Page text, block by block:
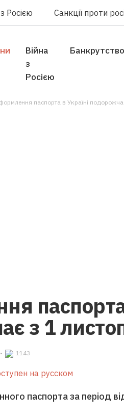
Росією Санкції проти
Війна
з
Росією
Банкрутство
паспорта в Україні
паспорта
з 1
• 1143
на русском
паспорта за період